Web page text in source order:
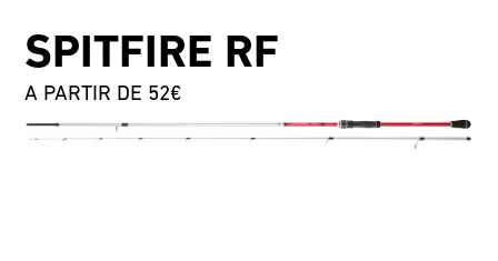
SPITFIRE RF
A PARTIR DE 52€